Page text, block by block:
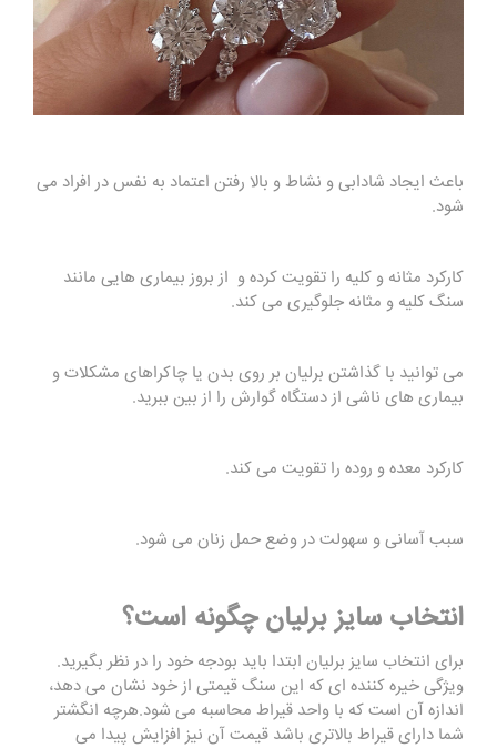
باعث ایجاد شادابی و نشاط و بالا رفتن اعتماد به نفس در افراد می
شود.
کارکرد مثانه و کلیه را تقویت کرده و از بروز بیماری هایی مانند
سنگ کلیه و مثانه جلوگیری می کند.
می توانید با گذاشتن برلیان بر روی بدن یا چاکراهای مشکلات و
بیماری های ناشی از دستگاه گوارش را از بین ببرید.
کارکرد معده و روده را تقویت می کند.
سبب آسانی و سهولت در وضع حمل زنان می شود.
انتخاب سایز برلیان چگونه است؟
برای انتخاب سایز برلیان ابتدا باید بودجه خود را در نظر بگیرید.
ویژگی خیره کننده ای که این سنگ قیمتی از خود نشان می دهد،
اندازه آن است ‌که با واحد قیراط محاسبه می شود.هرچه انگشتر
شما دارای قیراط بالاتری باشد قیمت آن نیز افزایش پیدا می